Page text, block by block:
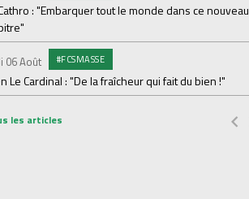
: "Embarquer tout le monde dans ce nouveau
06 Août #FCSMASSE
Le Cardinal : "De la fraîcheur qui fait du bien !"
les articles